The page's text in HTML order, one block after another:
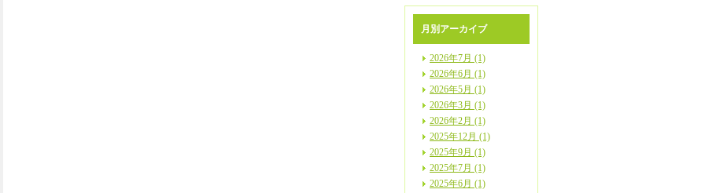
月別アーカイブ
2026年7月 (1)
2026年6月 (1)
2026年5月 (1)
2026年3月 (1)
2026年2月 (1)
2025年12月 (1)
2025年9月 (1)
2025年7月 (1)
2025年6月 (1)